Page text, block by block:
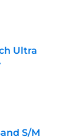
Ultra
S/M